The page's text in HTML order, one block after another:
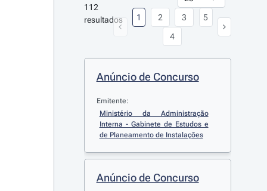
112
resultados
1 2
3
4
5
Anúncio de Concurso
Emitente:
Ministério da Administração
Interna - Gabinete de Estudos e
de Planeamento de Instalações
Anúncio de Concurso